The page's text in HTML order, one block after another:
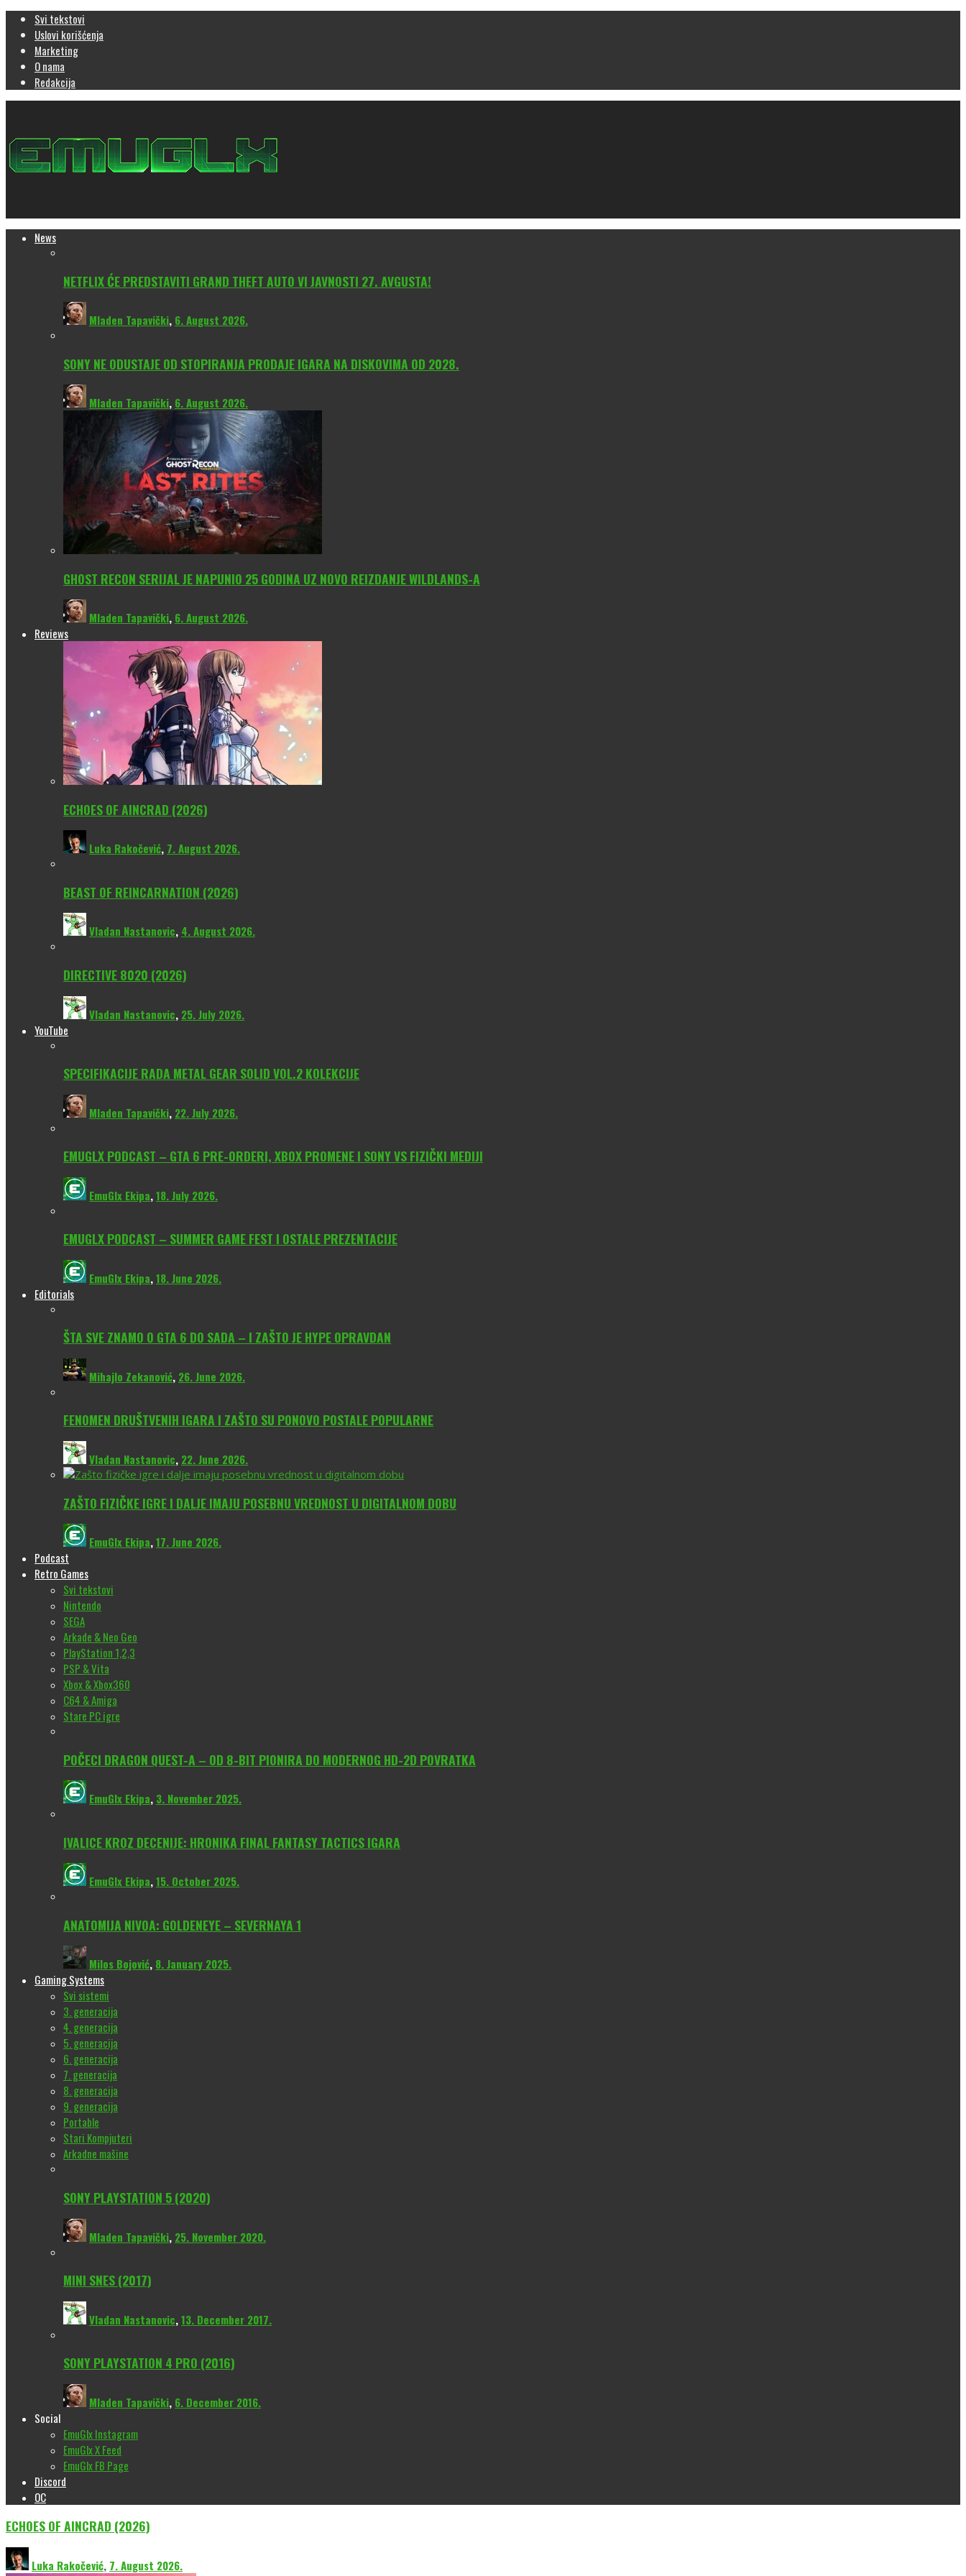
Svi tekstovi
Uslovi korišćenja
Marketing
O nama
Redakcija
News
NETFLIX ĆE PREDSTAVITI GRAND THEFT AUTO VI JAVNOSTI 27. AVGUSTA!
Mladen Tapavički, 6. August 2026.
SONY NE ODUSTAJE OD STOPIRANJA PRODAJE IGARA NA DISKOVIMA OD 2028.
Mladen Tapavički, 6. August 2026.
GHOST RECON SERIJAL JE NAPUNIO 25 GODINA UZ NOVO REIZDANJE WILDLANDS-A
Mladen Tapavički, 6. August 2026.
Reviews
ECHOES OF AINCRAD (2026)
Luka Rakočević, 7. August 2026.
BEAST OF REINCARNATION (2026)
Vladan Nastanovic, 4. August 2026.
DIRECTIVE 8020 (2026)
Vladan Nastanovic, 25. July 2026.
YouTube
SPECIFIKACIJE RADA METAL GEAR SOLID VOL.2 KOLEKCIJE
Mladen Tapavički, 22. July 2026.
EMUGLX PODCAST – GTA 6 PRE-ORDERI, XBOX PROMENE I SONY VS FIZIČKI MEDIJI
EmuGlx Ekipa,18. July 2026.
EMUGLX PODCAST – SUMMER GAME FEST I OSTALE PREZENTACIJE
EmuGlx Ekipa,18. June 2026.
Editorials
ŠTA SVE ZNAMO O GTA 6 DO SADA – I ZAŠTO JE HYPE OPRAVDAN
Mihajlo Zekanović, 26. June 2026.
FENOMEN DRUŠTVENIH IGARA I ZAŠTO SU PONOVO POSTALE POPULARNE
Vladan Nastanovic, 22. June 2026.
ZAŠTO FIZIČKE IGRE I DALJE IMAJU POSEBNU VREDNOST U DIGITALNOM DOBU
EmuGlx Ekipa,17. June 2026.
Podcast
Retro Games
Svi tekstovi
Nintendo
SEGA
Arkade & Neo Geo
PlayStation 1,2,3
PSP & Vita
Xbox & Xbox360
C64 & Amiga
Stare PC igre
POČECI DRAGON QUEST-A – OD 8-BIT PIONIRA DO MODERNOG HD-2D POVRATKA
EmuGlx Ekipa, 3. November 2025.
IVALICE KROZ DECENIJE: HRONIKA FINAL FANTASY TACTICS IGARA
EmuGlx Ekipa,15. October 2025.
ANATOMIJA NIVOA: GOLDENEYE – SEVERNAYA 1
Milos Bojović, 8. January 2025.
Gaming Systems
Svi sistemi
3. generacija
4. generacija
5. generacija
6. generacija
7. generacija
8. generacija
9. generacija
Portable
Stari Kompjuteri
Arkadne mašine
SONY PLAYSTATION 5 (2020)
Mladen Tapavički, 25. November 2020.
MINI SNES (2017)
Vladan Nastanovic,13. December 2017.
SONY PLAYSTATION 4 PRO (2016)
Mladen Tapavički, 6. December 2016.
Social
EmuGlx Instagram
EmuGlx X Feed
EmuGlx FB Page
Discord
OC
ECHOES OF AINCRAD (2026)
Luka Rakočević, 7. August 2026.